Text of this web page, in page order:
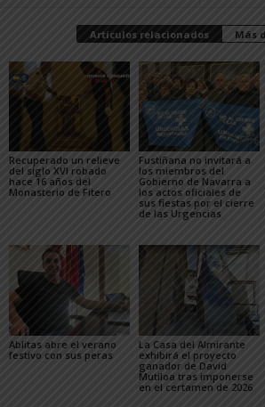
Artículos relacionados Más
Recuperado un relieve
del siglo XVI robado
hace 16 años del
Monasterio de Fitero
Fustiñana no invitará a
los miembros del
Gobierno de Navarra a
los actos oficiales de
sus fiestas por el cierre
de las Urgencias
Ablitas abre el verano
festivo con sus peras
La Casa del Almirante
exhibirá el proyecto
ganador de David
Mutiloa tras imponerse
en el certamen de 2026